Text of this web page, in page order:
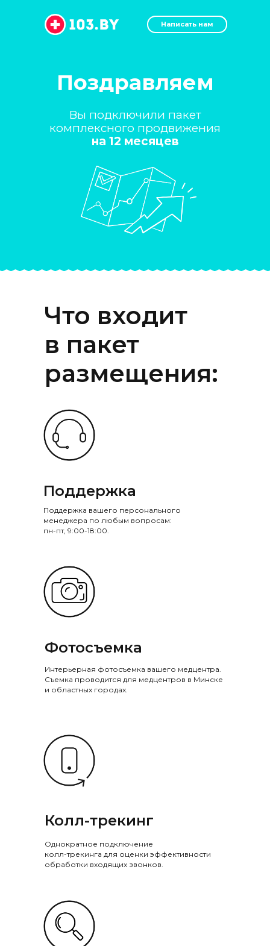
Написать нам
Поздравляем
месяцев
Вы подключили пакет
комплексного продвижения
на 12 месяцев
Поддержка вашего персонального
менеджера по любым вопросам:
пн-пт, 9:00-18:00.
Интерьерная фотосъемка вашего медцентра.
Съемка проводится для медцентров в Минске
и областных городах.
Однократное подключение
колл-трекинга для оценки эффективности
обработки входящих звонков.
Поддержка
Фотосъемка
Колл-трекинг
Что входит в
продвижения:
Что входит
в пакет
размещения: